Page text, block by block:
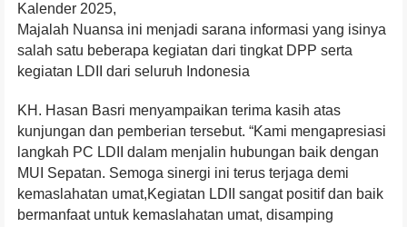
Kalender 2025,
Majalah Nuansa ini menjadi sarana informasi yang isinya
salah satu beberapa kegiatan dari tingkat DPP serta
kegiatan LDII dari seluruh Indonesia
KH. Hasan Basri menyampaikan terima kasih atas
kunjungan dan pemberian tersebut. “Kami mengapresiasi
langkah PC LDII dalam menjalin hubungan baik dengan
MUI Sepatan. Semoga sinergi ini terus terjaga demi
kemaslahatan umat,Kegiatan LDII sangat positif dan baik
bermanfaat untuk kemaslahatan umat, disamping